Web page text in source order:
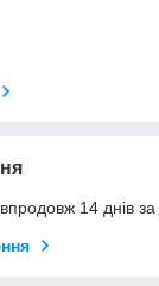
14 днів